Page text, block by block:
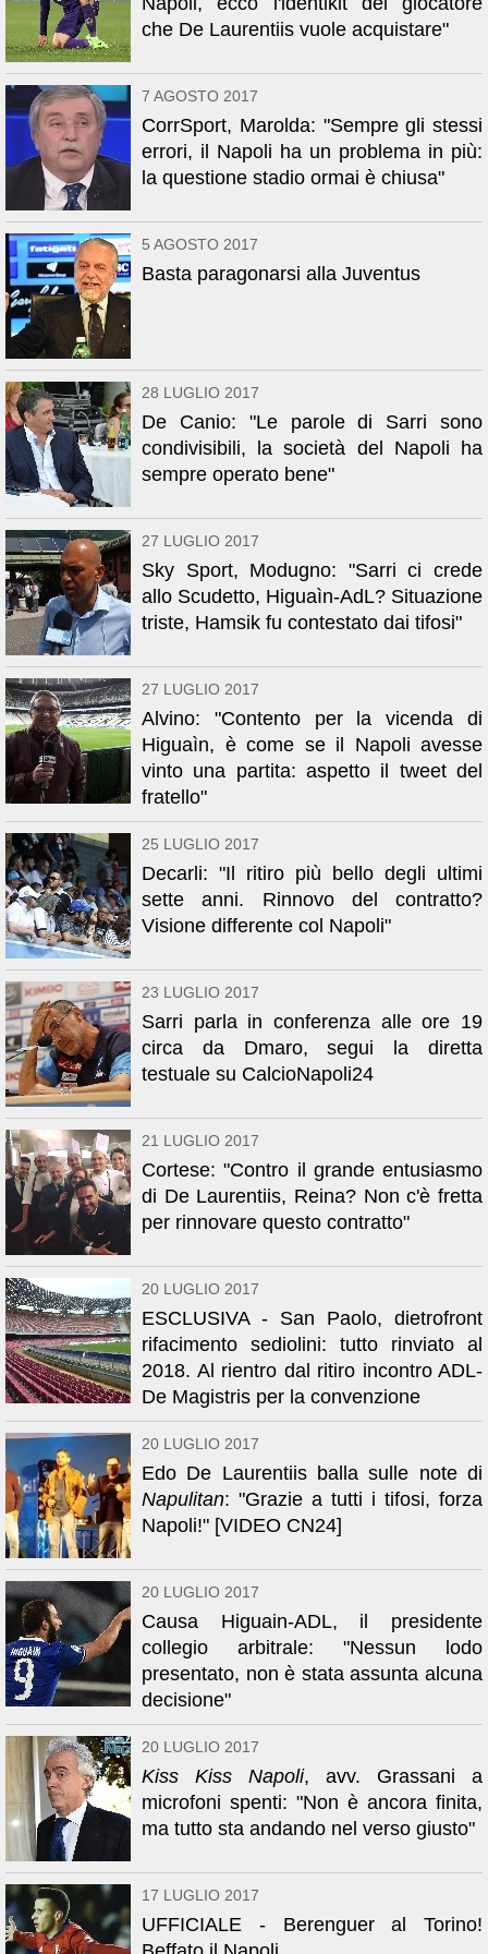
che De Laurentiis vuole acquistare"
7 AGOSTO 2017
CorrSport, Marolda: "Sempre gli stessi
errori, il Napoli ha un problema in più:
la questione stadio ormai è chiusa"
5 AGOSTO 2017
Basta paragonarsi alla Juventus
28 LUGLIO 2017
De Canio: "Le parole di Sarri sono
condivisibili, la società del Napoli ha
sempre operato bene"
27 LUGLIO 2017
Sky Sport, Modugno: "Sarri ci crede
allo Scudetto, Higuaìn-AdL? Situazione
triste, Hamsik fu contestato dai tifosi"
27 LUGLIO 2017
Alvino: "Contento per la vicenda di
Higuaìn, è come se il Napoli avesse
vinto una partita: aspetto il tweet del
fratello"
25 LUGLIO 2017
Decarli: "Il ritiro più bello degli ultimi
sette anni. Rinnovo del contratto?
Visione differente col Napoli"
23 LUGLIO 2017
Sarri parla in conferenza alle ore 19
circa da Dmaro, segui la diretta
testuale su CalcioNapoli24
21 LUGLIO 2017
Cortese: "Contro il grande entusiasmo
di De Laurentiis, Reina? Non c'è fretta
per rinnovare questo contratto"
20 LUGLIO 2017
ESCLUSIVA - San Paolo, dietrofront
rifacimento sediolini: tutto rinviato al
2018. Al rientro dal ritiro incontro ADL-
De Magistris per la convenzione
20 LUGLIO 2017
Edo De Laurentiis balla sulle note di
Napulitan: "Grazie a tutti i tifosi, forza
Napoli!" [VIDEO CN24]
20 LUGLIO 2017
Causa Higuain-ADL, il presidente
collegio arbitrale: "Nessun lodo
presentato, non è stata assunta alcuna
decisione"
20 LUGLIO 2017
Kiss Kiss Napoli, avv. Grassani a
microfoni spenti: "Non è ancora finita,
ma tutto sta andando nel verso giusto"
17 LUGLIO 2017
UFFICIALE - Berenguer al Torino!